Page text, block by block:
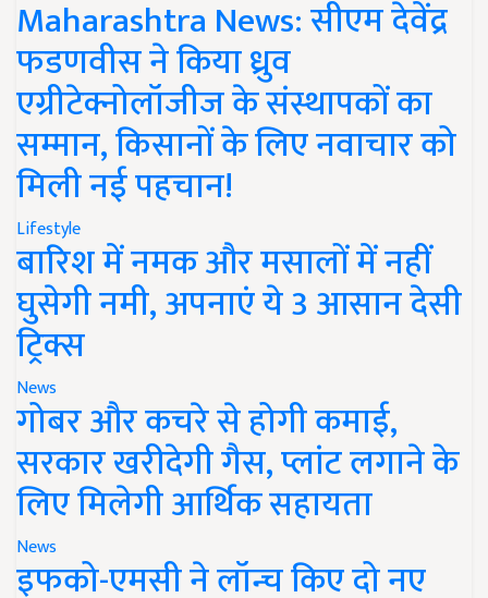
Maharashtra News: सीएम देवेंद्र
फडणवीस ने किया ध्रुव
एग्रीटेक्नोलॉजीज के संस्थापकों का
सम्मान, किसानों के लिए नवाचार को
मिली नई पहचान!
Lifestyle
बारिश में नमक और मसालों में नहीं
घुसेगी नमी, अपनाएं ये 3 आसान देसी
ट्रिक्स
News
गोबर और कचरे से होगी कमाई,
सरकार खरीदेगी गैस, प्लांट लगाने के
लिए मिलेगी आर्थिक सहायता
News
इफको-एमसी ने लॉन्च किए दो नए